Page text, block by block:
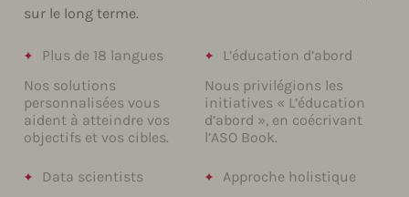
sur le long terme.
Plus de 18 langues
Nos solutions
personnalisées vous
aident à atteindre vos
objectifs et vos cibles.
L’éducation d’abord
Nous privilégions les
initiatives « L’éducation
d’abord », en coécrivant
l’ASO Book.
Data scientists
Approche holistique